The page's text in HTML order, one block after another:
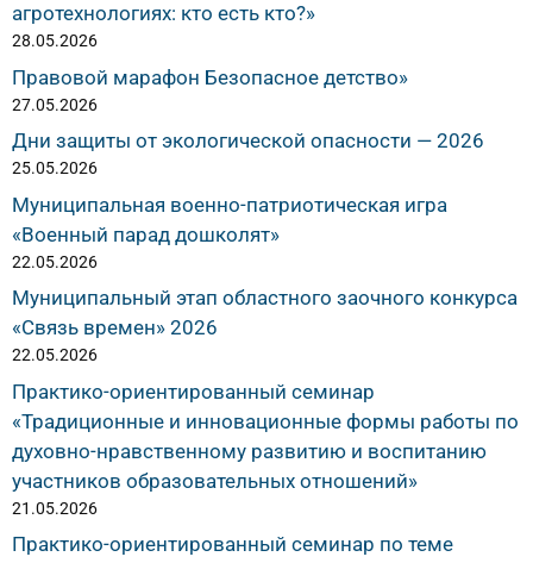
агротехнологиях: кто есть кто?»
28.05.2026
Правовой марафон Безопасное детство»
27.05.2026
Дни защиты от экологической опасности — 2026
25.05.2026
Муниципальная военно-патриотическая игра
«Военный парад дошколят»
22.05.2026
Муниципальный этап областного заочного конкурса
«Связь времен» 2026
22.05.2026
Практико-ориентированный семинар
«Традиционные и инновационные формы работы по
духовно-нравственному развитию и воспитанию
участников образовательных отношений»
21.05.2026
Практико-ориентированный семинар по теме